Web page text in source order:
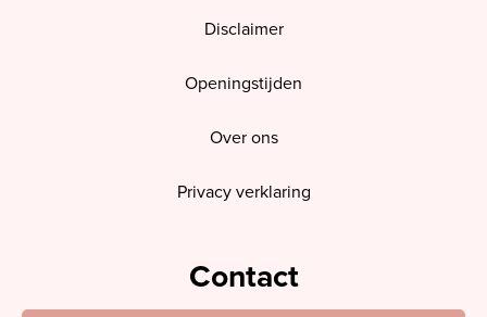
Disclaimer
Openingstijden
Over ons
Privacy verklaring
Contact